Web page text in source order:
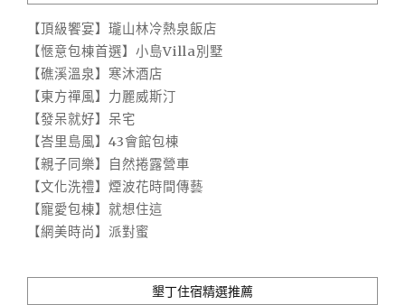
【頂級饗宴】瓏山林冷熱泉飯店
【愜意包棟首選】小島Villa別墅
【礁溪溫泉】寒沐酒店
【東方禪風】力麗威斯汀
【發呆就好】呆宅
【峇里島風】43會館包棟
【親子同樂】自然捲露營車
【文化洗禮】煙波花時間傳藝
【寵愛包棟】就想住這
【網美時尚】派對蜜
墾丁住宿精選推薦